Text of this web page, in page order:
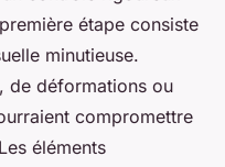
étape consiste
minutieuse.
de déformations ou
compromettre
éléments